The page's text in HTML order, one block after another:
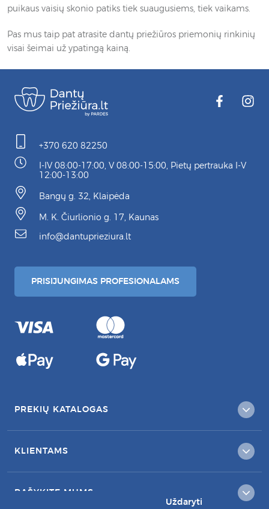
Uždaryti
puikaus vaisių skonio patiks tiek suaugusiems, tiek vaikams.
Pas mus taip pat atrasite dantų priežiūros priemonių rinkinių
visai šeimai už ypatingą kainą.
+370 620 82250
I-IV 08:00-17:00, V 08:00-15:00, Pietų pertrauka I-V
12:00-13:00
Bangų g. 32, Klaipėda
M. K. Čiurlionio g. 17, Kaunas
info@dantuprieziura.lt
PRISIJUNGIMAS PROFESIONALAMS
PREKIŲ KATALOGAS
KLIENTAMS
RAŠYKITE MUMS: